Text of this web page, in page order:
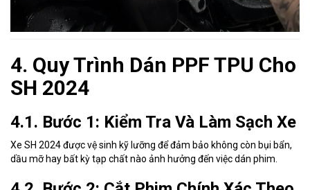
4. Quy Trình Dán PPF TPU Cho
SH 2024
4.1. Bước 1: Kiểm Tra Và Làm Sạch Xe
Xe SH 2024 được vệ sinh kỹ lưỡng để đảm bảo không còn bụi bẩn,
dầu mỡ hay bất kỳ tạp chất nào ảnh hưởng đến việc dán phim.